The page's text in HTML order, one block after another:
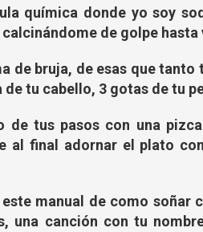
química donde yo soy
de golpe
de bruja, de esas que
de tu cabello, 3 gotas de tu
de tus pasos con una
al final adornar el plato
manual de como soñar
una canción con tu